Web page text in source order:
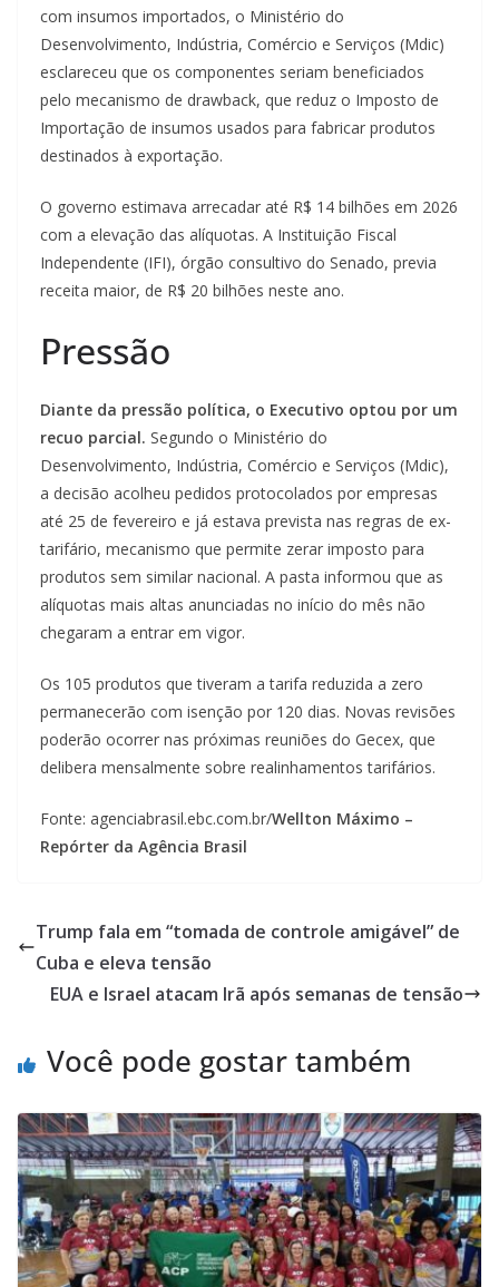
com insumos importados, o Ministério do
Desenvolvimento, Indústria, Comércio e Serviços (Mdic)
esclareceu que os componentes seriam beneficiados
pelo mecanismo de drawback, que reduz o Imposto de
Importação de insumos usados para fabricar produtos
destinados à exportação.
O governo estimava arrecadar até R$ 14 bilhões em 2026
com a elevação das alíquotas. A Instituição Fiscal
Independente (IFI), órgão consultivo do Senado, previa
receita maior, de R$ 20 bilhões neste ano.
Pressão
Diante da pressão política, o Executivo optou por um
recuo parcial. Segundo o Ministério do
Desenvolvimento, Indústria, Comércio e Serviços (Mdic),
a decisão acolheu pedidos protocolados por empresas
até 25 de fevereiro e já estava prevista nas regras de ex-
tarifário, mecanismo que permite zerar imposto para
produtos sem similar nacional. A pasta informou que as
alíquotas mais altas anunciadas no início do mês não
chegaram a entrar em vigor.
Os 105 produtos que tiveram a tarifa reduzida a zero
permanecerão com isenção por 120 dias. Novas revisões
poderão ocorrer nas próximas reuniões do Gecex, que
delibera mensalmente sobre realinhamentos tarifários.
Fonte: agenciabrasil.ebc.com.br/Wellton Máximo –
Repórter da Agência Brasil
Trump fala em “tomada de controle amigável” de
Cuba e eleva tensão
EUA e Israel atacam Irã após semanas de tensão
Você pode gostar também